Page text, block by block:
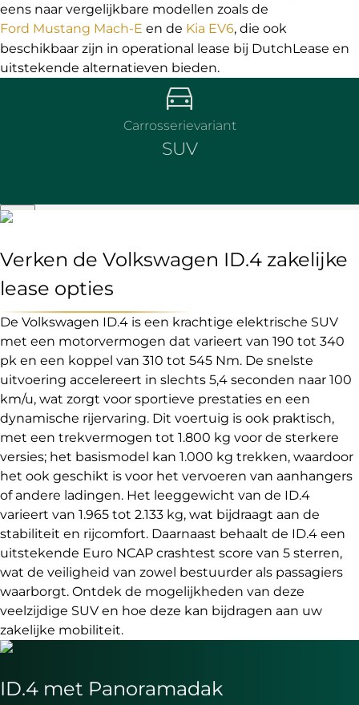
eens naar vergelijkbare modellen zoals de
Ford Mustang Mach-E en de Kia EV6, die ook
beschikbaar zijn in operational lease bij DutchLease en
uitstekende alternatieven bieden.
Carrosserievariant
SUV
Verken de Volkswagen ID.4 zakelijke
lease opties
De Volkswagen ID.4 is een krachtige elektrische SUV
met een motorvermogen dat varieert van 190 tot 340
pk en een koppel van 310 tot 545 Nm. De snelste
uitvoering accelereert in slechts 5,4 seconden naar 100
km/u, wat zorgt voor sportieve prestaties en een
dynamische rijervaring. Dit voertuig is ook praktisch,
met een trekvermogen tot 1.800 kg voor de sterkere
versies; het basismodel kan 1.000 kg trekken, waardoor
het ook geschikt is voor het vervoeren van aanhangers
of andere ladingen. Het leeggewicht van de ID.4
varieert van 1.965 tot 2.133 kg, wat bijdraagt aan de
stabiliteit en rijcomfort. Daarnaast behaalt de ID.4 een
uitstekende Euro NCAP crashtest score van 5 sterren,
wat de veiligheid van zowel bestuurder als passagiers
waarborgt. Ontdek de mogelijkheden van deze
veelzijdige SUV en hoe deze kan bijdragen aan uw
zakelijke mobiliteit.
ID.4 met Panoramadak